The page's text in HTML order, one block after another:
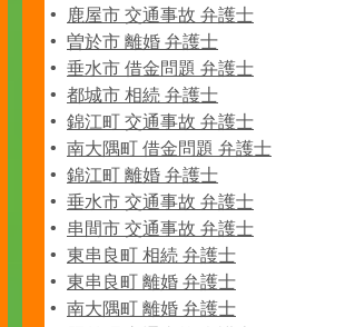
鹿屋市 交通事故 弁護士
曽於市 離婚 弁護士
垂水市 借金問題 弁護士
都城市 相続 弁護士
錦江町 交通事故 弁護士
南大隅町 借金問題 弁護士
錦江町 離婚 弁護士
垂水市 交通事故 弁護士
串間市 交通事故 弁護士
東串良町 相続 弁護士
東串良町 離婚 弁護士
南大隅町 離婚 弁護士